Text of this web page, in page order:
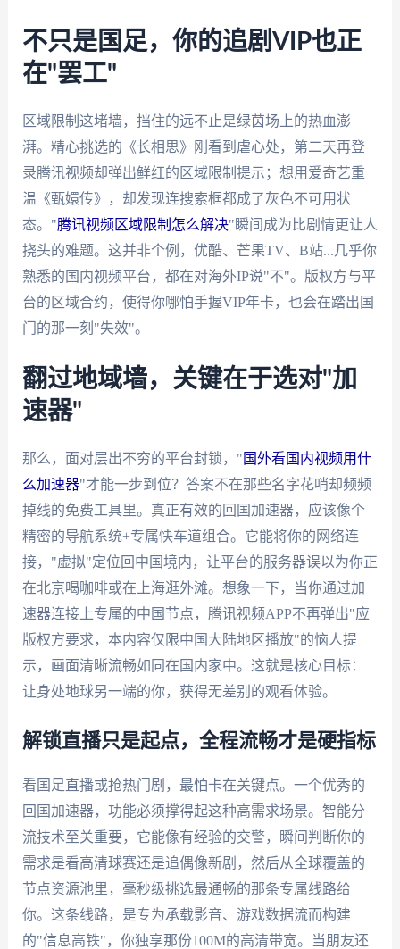
不只是国足，你的追剧VIP也正
在"罢工"
区域限制这堵墙，挡住的远不止是绿茵场上的热血澎
湃。精心挑选的《长相思》刚看到虐心处，第二天再登
录腾讯视频却弹出鲜红的区域限制提示；想用爱奇艺重
温《甄嬛传》，却发现连搜索框都成了灰色不可用状
态。"腾讯视频区域限制怎么解决"瞬间成为比剧情更让人
挠头的难题。这并非个例，优酷、芒果TV、B站...几乎你
熟悉的国内视频平台，都在对海外IP说"不"。版权方与平
台的区域合约，使得你哪怕手握VIP年卡，也会在踏出国
门的那一刻"失效"。
翻过地域墙，关键在于选对"加
速器"
那么，面对层出不穷的平台封锁，" 国外看国内视频用什
么加速器"才能一步到位？答案不在那些名字花哨却频频
掉线的免费工具里。真正有效的回国加速器，应该像个
精密的导航系统+专属快车道组合。它能将你的网络连
接，"虚拟"定位回中国境内，让平台的服务器误以为你正
在北京喝咖啡或在上海逛外滩。想象一下，当你通过加
速器连接上专属的中国节点，腾讯视频APP不再弹出"应
版权方要求，本内容仅限中国大陆地区播放"的恼人提
示，画面清晰流畅如同在国内家中。这就是核心目标：
让身处地球另一端的你，获得无差别的观看体验。
解锁直播只是起点，全程流畅才是硬指标
看国足直播或抢热门剧，最怕卡在关键点。一个优秀的
回国加速器，功能必须撑得起这种高需求场景。智能分
流技术至关重要，它能像有经验的交警，瞬间判断你的
需求是看高清球赛还是追偶像新剧，然后从全球覆盖的
节点资源池里，毫秒级挑选最通畅的那条专属线路给
你。这条线路，是专为承载影音、游戏数据流而构建
的"信息高铁"，你独享那份100M的高清带宽。当朋友还